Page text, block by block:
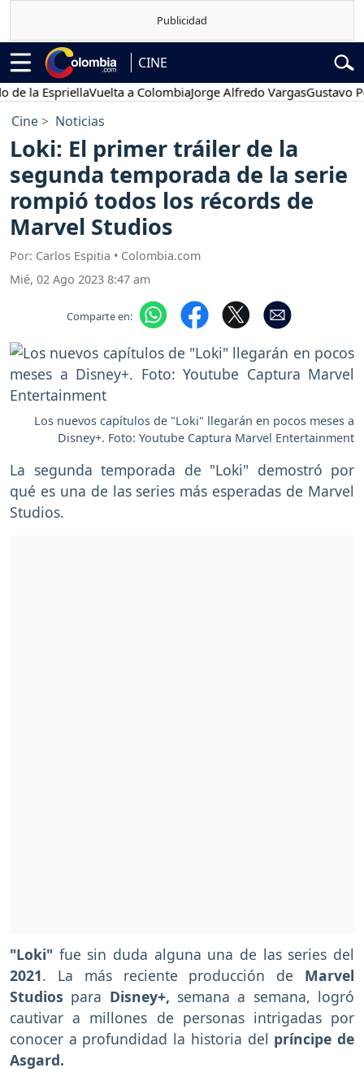
CINE
EspriellaVuelta a ColombiaJorge Alfredo VargasGustavo Petro
Cine Noticias
Loki: El primer tráiler de la
segunda temporada de la serie
rompió todos los récords de
Marvel Studios
Por: Carlos Espitia • Colombia.com
Mié, 02 Ago 2023 8:47 am
Comparte en:
Los nuevos capítulos de "Loki" llegarán en pocos meses a
Disney+. Foto: Youtube Captura Marvel Entertainment
La segunda temporada de "Loki" demostró por
qué es una de las series más esperadas de Marvel
Studios.
"Loki" fue sin duda alguna una de las series del
2021. La más reciente producción de Marvel
Studios para Disney+, semana a semana, logró
cautivar a millones de personas intrigadas por
conocer a profundidad la historia del príncipe de
Asgard.